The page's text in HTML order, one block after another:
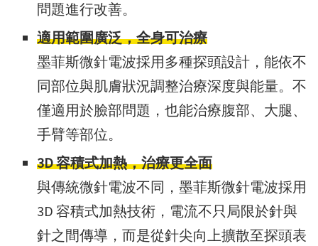
問題進行改善。
適用範圍廣泛，全身可治療
墨菲斯微針電波採用多種探頭設計，能依不
同部位與肌膚狀況調整治療深度與能量。不
僅適用於臉部問題，也能治療腹部、大腿、
手臂等部位。
3D 容積式加熱，治療更全面
與傳統微針電波不同，墨菲斯微針電波採用
3D 容積式加熱技術，電流不只局限於針與
針之間傳導，而是從針尖向上擴散至探頭表